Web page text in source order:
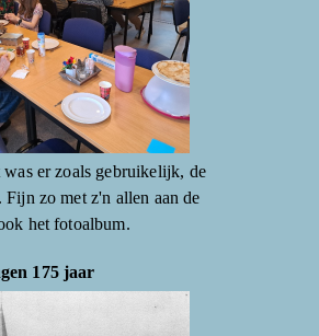
er zoals gebruikelijk, de
Fijn zo met z'n allen aan de
het fotoalbum.
175 jaar